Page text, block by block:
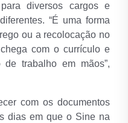
diversos cargos e
“É uma forma
ou a recolocação no
com o currículo e
trabalho em mãos”,
com os documentos
dias em que o Sine na